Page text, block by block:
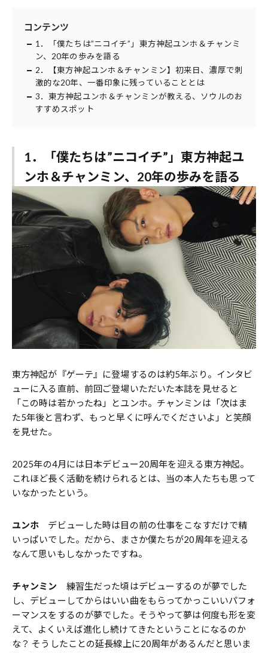
コンテンツ
1．「僕たちは”ニコイチ”」東方神起ユンホ＆チャンミ
ン、20年の歩みを語る
2．【東方神起ユンホ＆チャンミン】初来日、濃厚で刺
激的な20年、一番印象に残っていることとは
3．東方神起ユンホ＆チャンミンが教える、ソウルのお
すすめスポット
1．「僕たちは”ニコイチ”」東方神起ユ
ンホ＆チャンミン、20年の歩みを語る
東方神起が『ゲーテ』に登場するのは約5年ぶり。インタビ
ューに入る直前、前回ご登場いただいた本誌を見せると
「この時は若かったね」とユンホ。チャンミンは「次はま
た5年後と言わず、もっと早くに呼んでくださいよ」と笑顔
を見せた。
2025年の4月には日本デビュー20周年を迎える東方神起。
これほど長く活動を続けられるとは、当の本人たちも思って
いなかったという。
ユンホ デビューした時は目の前の仕事をこなすだけで精
いっぱいでした。だから、まさか僕たちが20周年を迎える
なんて思いもしなかったですね。
チャンミン 練習生だった頃はデビューするのが夢でした
し、デビューしてからはいい曲をもらってかっこいいパフォ
ーマンスをするのが夢でした。そうやって夢は何度も形を変
えて、よくいえば進化し続けてきたということになるのか
な？ そうしたことの延長線上に20周年があるんだと思いま